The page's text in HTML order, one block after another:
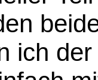
ich